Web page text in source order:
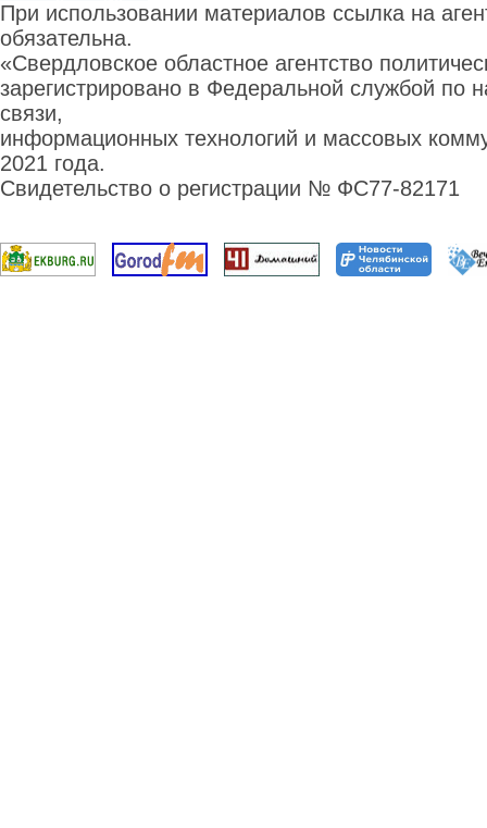
При использовании материалов ссылка на
обязательна.
«Свердловское областное агентство
зарегистрировано в Федеральной службой по
связи,
информационных технологий и массовых
2021 года.
Свидетельство о регистрации № ФС77-82171